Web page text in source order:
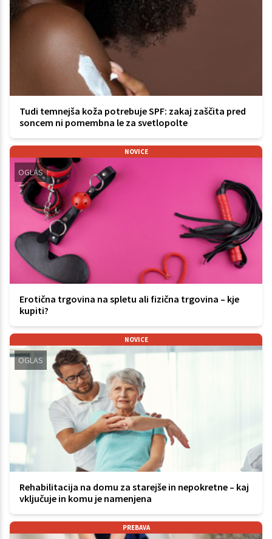
Tudi temnejša koža potrebuje SPF: zakaj zaščita pred
soncem ni pomembna le za svetlopolte
NOVICE
OGLAS
Erotična trgovina na spletu ali fizična trgovina – kje
kupiti?
NOVICE
OGLAS
Rehabilitacija na domu za starejše in nepokretne – kaj
vključuje in komu je namenjena
PREBAVA